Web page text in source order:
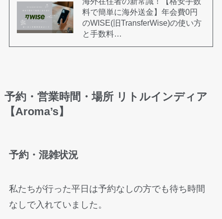
料で簡単に海外送金】年会費0円
のWISE(旧TransferWise)の使い方
と手数料…
予約・営業時間・場所 リトルインディア
【Aroma’s】
予約・混雑状況
私たちが行った平日は予約なしの方でも待ち時間
なしで入れていました。